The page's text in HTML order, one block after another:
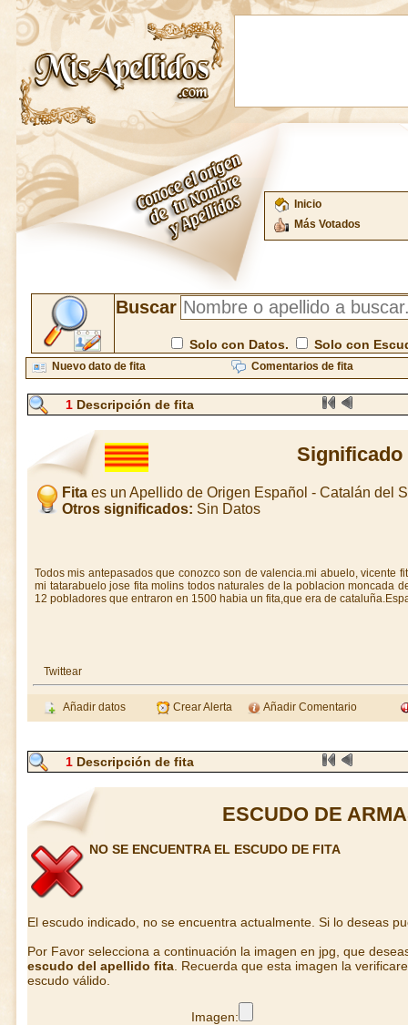
Inicio
Más Votados
Buscar
Solo con Datos. Solo con
Nuevo dato de fita Comentarios de fita
1Descripción de fita
Significado
Fita es un Apellido de Origen Español - Catalán del
Otros significados: Sin Datos
Todos mis antepasados que conozco son de valencia.mi abuelo, vicente
mi tatarabuelo jose fita molins todos naturales de la poblacion moncada
12 pobladores que entraron en 1500 habia un fita,que era de
Twittear
Añadir datos Crear Alerta Añadir Comentario
1Descripción de fita
ESCUDO DE
NO SE ENCUENTRA EL ESCUDO DE FITA
El escudo indicado, no se encuentra actualmente. Si lo deseas
Por Favor selecciona a continuación la imagen en jpg, que
escudo del apellido fita. Recuerda que esta imagen la
escudo válido.
Imagen: